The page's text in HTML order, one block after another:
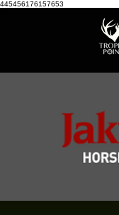
445456176157653